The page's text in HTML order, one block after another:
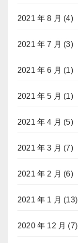
2021 年 8 月 (4)
2021 年 7 月 (3)
2021 年 6 月 (1)
2021 年 5 月 (1)
2021 年 4 月 (5)
2021 年 3 月 (7)
2021 年 2 月 (6)
2021 年 1 月 (13)
2020 年 12 月 (7)